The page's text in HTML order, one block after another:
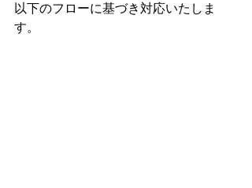
​以下のフローに基づき対応いたしま
す。